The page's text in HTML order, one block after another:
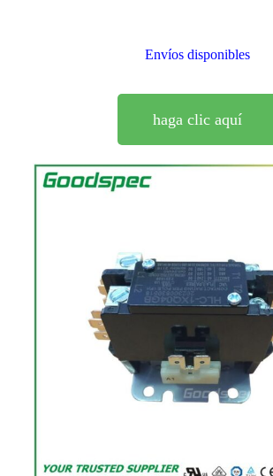
Envíos disponibles
haga clic aquí